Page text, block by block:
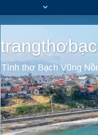
Tình thơ Bạch Vũng